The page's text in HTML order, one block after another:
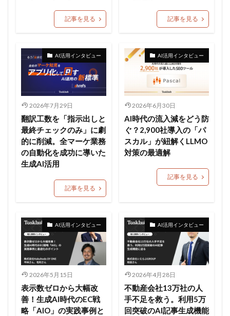
記事を見る 記事を見る
AI活用インタビュー
2026年7月29日
翻訳工数を「指示出しと
最終チェックのみ」に劇
的に削減。全マーケ業務
の自動化を成功に導いた
生成AI活用
記事を見る
AI活用インタビュー
2026年6月30日
AI時代の流入減をどう防
ぐ？2,900社導入の「パ
スカル」が紐解くLLMO
対策の最適解
記事を見る
AI活用インタビュー
2026年5月15日
表示数ゼロから大幅改
善！生成AI時代のEC戦
略「AIO」の実践事例と
AI活用インタビュー
2026年4月28日
不動産会社13万社の人
手不足を救う。利用5万
回突破のAI記事生成機能